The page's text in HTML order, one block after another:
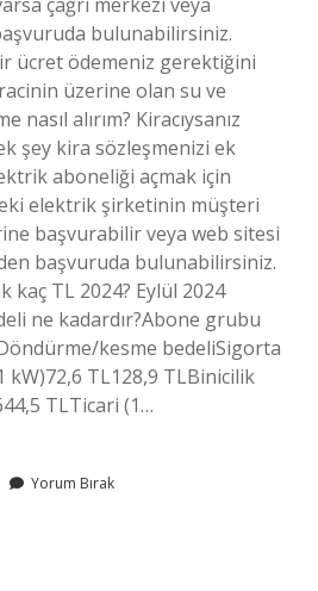
bulunabilirsiniz.
ücret ödemeniz gerektiğini
üzerine olan su ve
alırım? Kiracıysanız
şey kira sözleşmenizi ek
aboneliği açmak için
elektrik şirketinin müşteri
başvurabilir veya web sitesi
başvuruda bulunabilirsiniz.
kaç TL 2024? Eylül 2024
ne kadardır?Abone grubu
kesme bedeliSigorta
kW)72,6 TL128,9 TLBinicilik
TLTicari (1…
Yorum Bırak